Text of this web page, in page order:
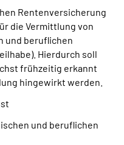
Rentenversicherung
die Vermittlung von
und beruflichen
Hierdurch soll
frühzeitig erkannt
hingewirkt werden.
und beruflichen